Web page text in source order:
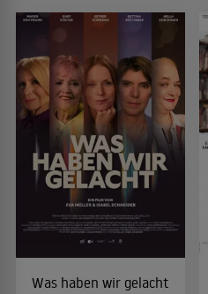
Was haben wir gelacht